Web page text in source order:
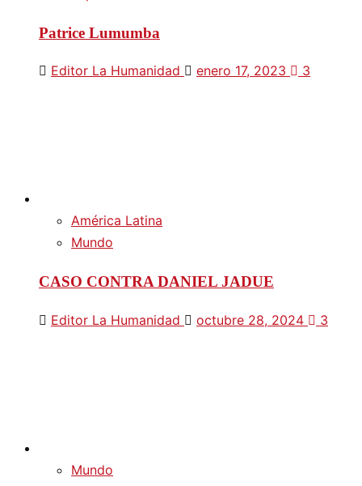
Patrice Lumumba
Editor La Humanidad enero 17, 2023 3
América Latina
Mundo
CASO CONTRA DANIEL JADUE
Editor La Humanidad octubre 28, 2024 3
Mundo